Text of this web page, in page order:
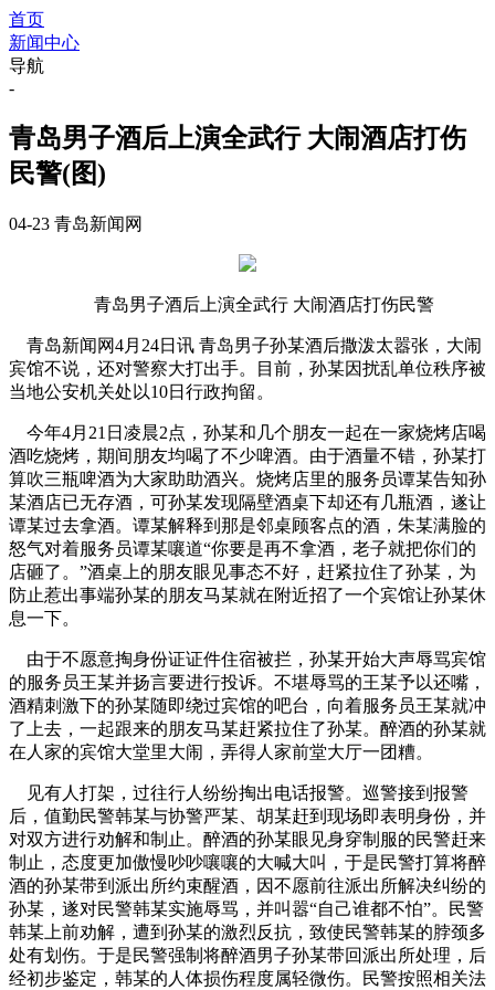
首页
新闻中心
导航
-
青岛男子酒后上演全武行 大闹酒店打伤
民警(图)
04-23 青岛新闻网
青岛男子酒后上演全武行 大闹酒店打伤民警
青岛新闻网4月24日讯 青岛男子孙某酒后撒泼太嚣张，大闹
宾馆不说，还对警察大打出手。目前，孙某因扰乱单位秩序被
当地公安机关处以10日行政拘留。
今年4月21日凌晨2点，孙某和几个朋友一起在一家烧烤店喝
酒吃烧烤，期间朋友均喝了不少啤酒。由于酒量不错，孙某打
算吹三瓶啤酒为大家助助酒兴。烧烤店里的服务员谭某告知孙
某酒店已无存酒，可孙某发现隔壁酒桌下却还有几瓶酒，遂让
谭某过去拿酒。谭某解释到那是邻桌顾客点的酒，朱某满脸的
怒气对着服务员谭某嚷道“你要是再不拿酒，老子就把你们的
店砸了。”酒桌上的朋友眼见事态不好，赶紧拉住了孙某，为
防止惹出事端孙某的朋友马某就在附近招了一个宾馆让孙某休
息一下。
由于不愿意掏身份证证件住宿被拦，孙某开始大声辱骂宾馆
的服务员王某并扬言要进行投诉。不堪辱骂的王某予以还嘴，
酒精刺激下的孙某随即绕过宾馆的吧台，向着服务员王某就冲
了上去，一起跟来的朋友马某赶紧拉住了孙某。醉酒的孙某就
在人家的宾馆大堂里大闹，弄得人家前堂大厅一团糟。
见有人打架，过往行人纷纷掏出电话报警。巡警接到报警
后，值勤民警韩某与协警严某、胡某赶到现场即表明身份，并
对双方进行劝解和制止。醉酒的孙某眼见身穿制服的民警赶来
制止，态度更加傲慢吵吵嚷嚷的大喊大叫，于是民警打算将醉
酒的孙某带到派出所约束醒酒，因不愿前往派出所解决纠纷的
孙某，遂对民警韩某实施辱骂，并叫嚣“自己谁都不怕”。民警
韩某上前劝解，遭到孙某的激烈反抗，致使民警韩某的脖颈多
处有划伤。于是民警强制将醉酒男子孙某带回派出所处理，后
经初步鉴定，韩某的人体损伤程度属轻微伤。民警按照相关法